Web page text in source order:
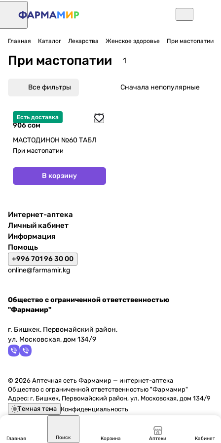
Главная Каталог Лекарства Женское здоровье При мастопатии
При мастопатии 1
Все фильтры Сначала непопулярные
Есть доставка
906 сом
МАСТОДИНОН №60 ТАБЛ
При мастопатии
В корзину
Главная Поиск Корзина Аптеки Кабинет
Интернет-аптека
Личный кабинет
Информация
Помощь
+996 701 96 30 00
online@farmamir.kg
Общество с ограниченной ответственностью
"Фармамир"
г. Бишкек, Первомайский район,
ул. Московская, дом 134/9
© 2026 Аптечная сеть Фармамир — интернет-аптека
Общество с ограниченной ответственностью "Фармамир"
Адрес: г. Бишкек, Первомайский район, ул. Московская, дом 134/9
Темная тема Конфиденциальность